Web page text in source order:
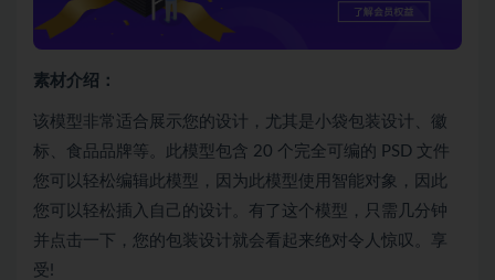
素材介绍：
该模型非常适合展示您的设计，尤其是小袋包装设计、徽
标、食品品牌等。此模型包含 20 个完全可编的 PSD 文件
您可以轻松编辑此模型，因为此模型使用智能对象，因此
您可以轻松插入自己的设计。有了这个模型，只需几分钟
并点击一下，您的包装设计就会看起来绝对令人惊叹。享
受!